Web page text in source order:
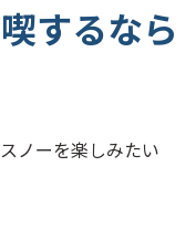
するなら
ノーを楽しみたい